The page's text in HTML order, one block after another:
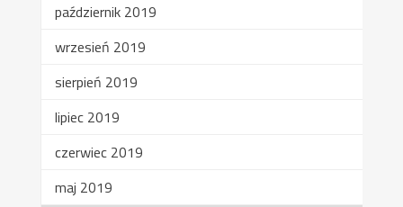
październik 2019
wrzesień 2019
sierpień 2019
lipiec 2019
czerwiec 2019
maj 2019